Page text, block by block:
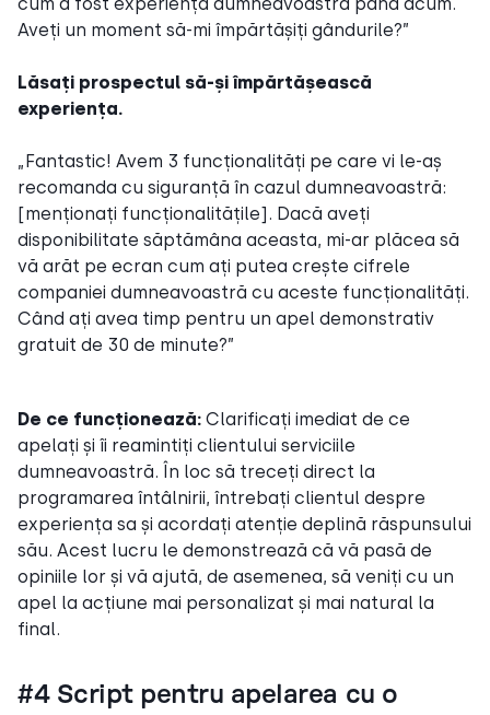
Aveți un moment să-mi împărtășiți gândurile?”
Lăsați prospectul să-și împărtășească
experiența.
„Fantastic! Avem 3 funcționalități pe care vi le-aș
recomanda cu siguranță în cazul dumneavoastră:
[menționați funcționalitățile]. Dacă aveți
disponibilitate săptămâna aceasta, mi-ar plăcea să
vă arăt pe ecran cum ați putea crește cifrele
companiei dumneavoastră cu aceste funcționalități.
Când ați avea timp pentru un apel demonstrativ
gratuit de 30 de minute?”
De ce funcționează: Clarificați imediat de ce
apelați și îi reamintiți clientului serviciile
dumneavoastră. În loc să treceți direct la
programarea întâlnirii, întrebați clientul despre
experiența sa și acordați atenție deplină răspunsului
său. Acest lucru le demonstrează că vă pasă de
opiniile lor și vă ajută, de asemenea, să veniți cu un
apel la acțiune mai personalizat și mai natural la
final.
#4 Script pentru apelarea cu o